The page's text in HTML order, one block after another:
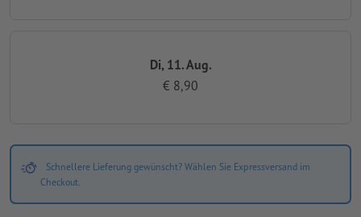
Di, 11. Aug.
€ 8,90
Schnellere Lieferung gewünscht? Wählen Sie Expressversand im
Checkout.